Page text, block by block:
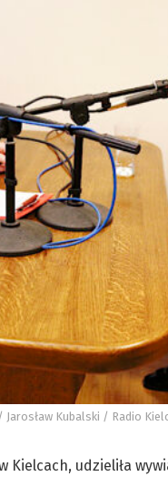
Kubalski / Radio
Kielcach, udzieliła